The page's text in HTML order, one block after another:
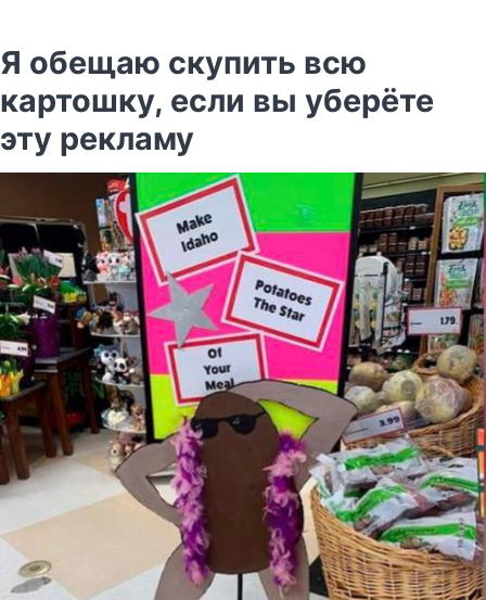
Я обещаю скупить всю
картошку, если вы уберёте
эту рекламу